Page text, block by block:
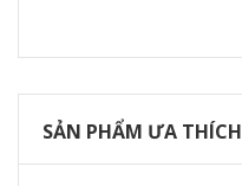
SẢN PHẨM ƯA THÍCH